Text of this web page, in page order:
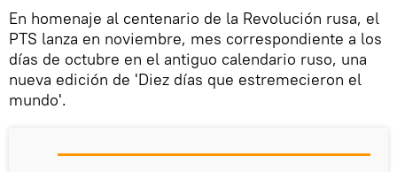
En homenaje al centenario de la Revolución rusa, el
PTS lanza en noviembre, mes correspondiente a los
días de octubre en el antiguo calendario ruso, una
nueva edición de 'Diez días que estremecieron el
mundo'.